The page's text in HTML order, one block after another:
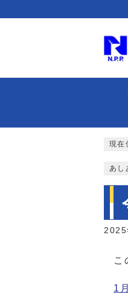
現在
あし
2025
こ
1月